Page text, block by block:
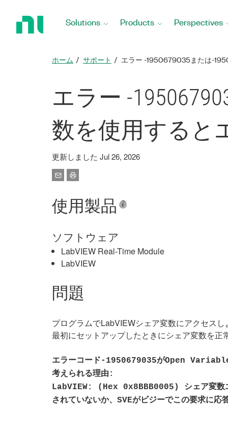
Solutions Products Perspectives
ホーム サポート エラー -1950679035または-
エラー -
数を使用すると
更新しました Jul 26, 2026
使用製品
ソフトウェア
LabVIEW Real-Time Module
LabVIEW
問題
プログラムでLabVIEWシェア変数にアクセス
最初にセットアップしたときにシェア変数を
エラーコード-1950679035がOpen
考えられる理由:
LabVIEW: (Hex 0x8BBB0005) シェア変数エ
されていないか、SVEがビジーでこの要求に応